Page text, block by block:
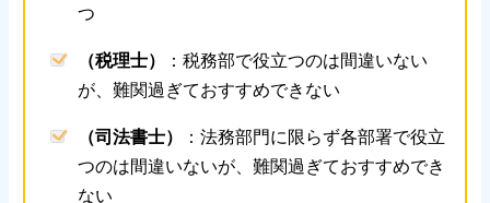
つ
（税理士）
：税務部で役立つのは間違いない
が、難関過ぎておすすめできない
（司法書士）
：法務部門に限らず各部署で役立
つのは間違いないが、難関過ぎておすすめでき
ない